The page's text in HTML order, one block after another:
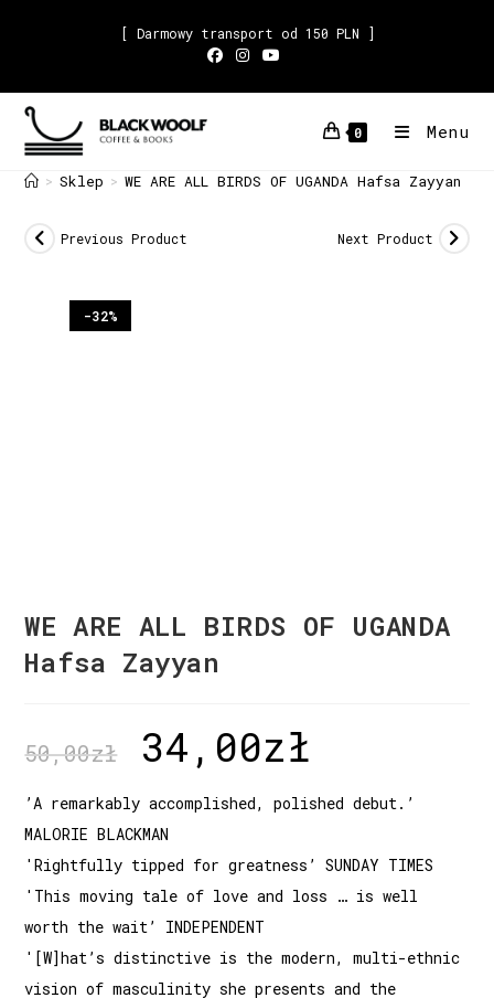
[ Darmowy transport od 150 PLN ]
0 Menu
> Sklep > WE ARE ALL BIRDS OF UGANDA Hafsa Zayyan
-32%
Previous Product Next Product
WE ARE ALL BIRDS OF UGANDA
Hafsa Zayyan
50,00zł 34,00zł
’A remarkably accomplished, polished debut.’
MALORIE BLACKMAN
'Rightfully tipped for greatness’ SUNDAY TIMES
'This moving tale of love and loss … is well
worth the wait’ INDEPENDENT
'[W]hat’s distinctive is the modern, multi-ethnic
vision of masculinity she presents and the